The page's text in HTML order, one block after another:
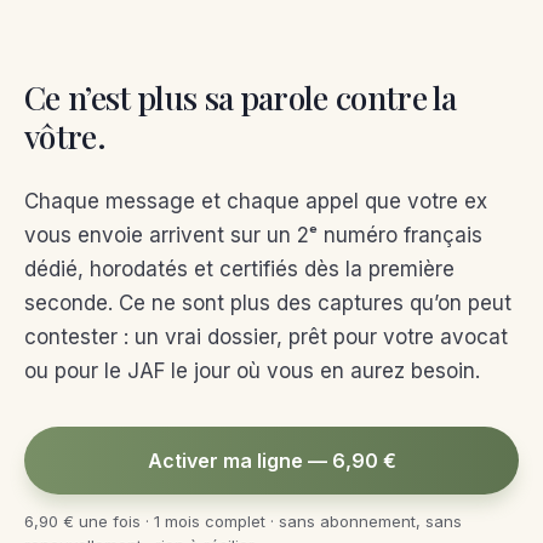
Ce n’est plus sa parole contre la
vôtre.
Chaque message et chaque appel que votre ex
vous envoie arrivent sur un 2ᵉ numéro français
dédié, horodatés et certifiés dès la première
seconde. Ce ne sont plus des captures qu’on peut
contester : un vrai dossier, prêt pour votre avocat
ou pour le JAF le jour où vous en aurez besoin.
Activer ma ligne — 6,90 €
6,90 € une fois · 1 mois complet · sans abonnement, sans